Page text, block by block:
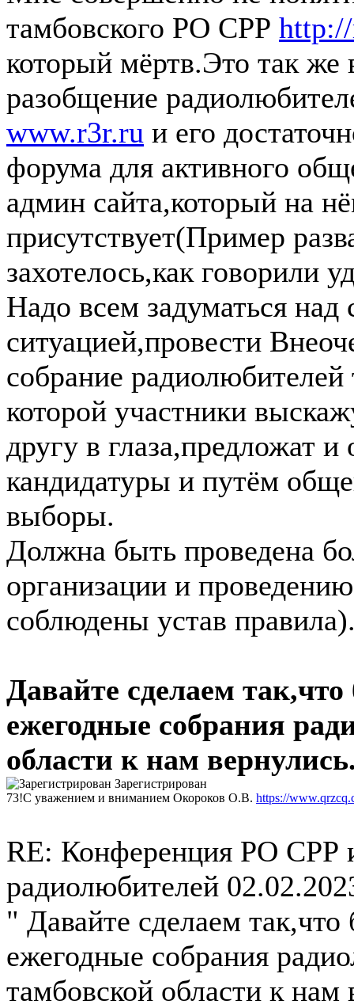
тамбовского РО СРР
который мёртв.Это так же
разобщение
www.r3r.ru и его
форума для активного
админ сайта,который на
присутствует(Пример
захотелось,как говорили
Надо всем задуматься
ситуацией,провести
собрание радиолюбителей
которой участники
другу в глаза,предложат
кандидатуры и путём
выборы.
Должна быть проведена
организации и
соблюдены устав
Давайте сделаем
ежегодные собрания
области к нам
Зарегистрирован
73!С уважением и вниманием Окороков О.В. https://
RE: Конференция РО СРР
радиолюбителей
" Давайте сделаем
ежегодные собрания
тамбовской области к нам